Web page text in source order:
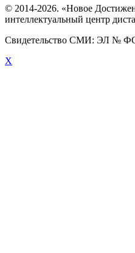
© 2014-2026. «Новое
интеллектуальный центр
Свидетельство СМИ: ЭЛ №
X